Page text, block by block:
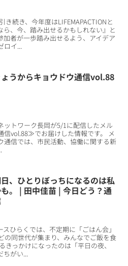
き続き、今年度はLIFEMAPACTIONと
ら、今、踏み出せるかもしれない』と
者が一歩踏み出せるよう、アイデア
ロイ...
うからキョウドウ通信vol.88
ットワーク長岡が5/1に配信したメル
vol.88≫でお届けした情報です。 メ
信では、市民活動、協働に関する新
、ひとりぼっちになるのは私
。 | 田中佳苗 | 今日どう？通
ひらくでは、不定期に「ごはん会」
の同世代が集まり、みんなでご飯を食
っかけになったのは「平日の夜、
ちがい...